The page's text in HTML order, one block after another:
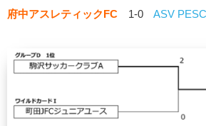
府中アスレティックFC 1-0 ASV